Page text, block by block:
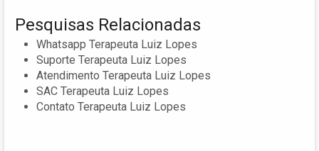
Pesquisas Relacionadas
Whatsapp Terapeuta Luiz Lopes
Suporte Terapeuta Luiz Lopes
Atendimento Terapeuta Luiz Lopes
SAC Terapeuta Luiz Lopes
Contato Terapeuta Luiz Lopes